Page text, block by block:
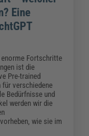
Eine
enorme Fortschritte
ist die
Pre-trained
verschiedene
Bedürfnisse und
werden wir die
wie sie im